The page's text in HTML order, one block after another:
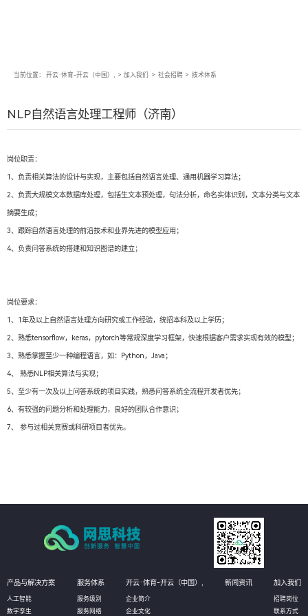
当前位置： 开云·体育-开云（中国）, > 加入我们 > 社会招聘 > 技术体系
NLP自然语言处理工程师（济南）
岗位职责：
1、负责相关算法的设计与实现，主要包括自然语言处理、通用机器学习算法；
2、负责大规模文本数据库处理，包括生文本预处理，句法分析，命名实体识别，文本分类与文本
摘要生成；
3、跟踪自然语言处理的前沿技术和业界先进的模型应用；
4、负责问答系统的搭建和知识图谱的建立；
岗位要求：
1、1年及以上自然语言处理方向研究或工作经验，统招本科及以上学历；
2、熟悉tensorflow，keras，pytorch等常规深度学习框架，快速根据客户需求实现有效的模型；
3、熟悉掌握至少一种编程语言，如：Python，Java；
4、 熟悉NLP相关算法与实现；
5、至少有一次及以上问答系统的项目实践，熟悉问答系统全流程开发者优先；
6、有较强的问题分析和处理能力，良好的团队合作意识；
7、 参与过相关竞赛或科研项目者优先。
产品与解决方案
人工智能
数字孪生
服务体系
服务级别
服务网络
开云·体育-开云（中国）,
企业简介
企业文化
新闻资讯 加入我们
招聘岗位
联系方式